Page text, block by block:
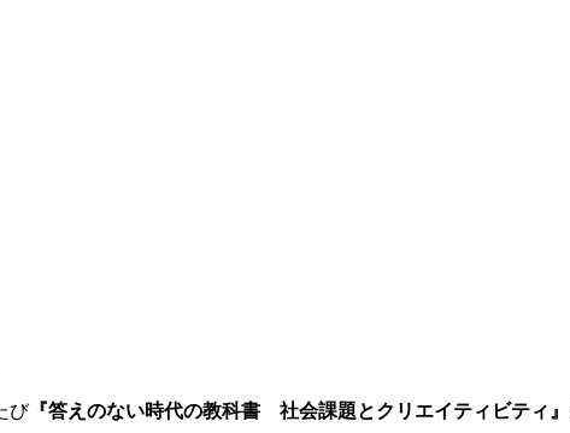
び『答えのない時代の教科書 社会課題とクリエイティビティ』